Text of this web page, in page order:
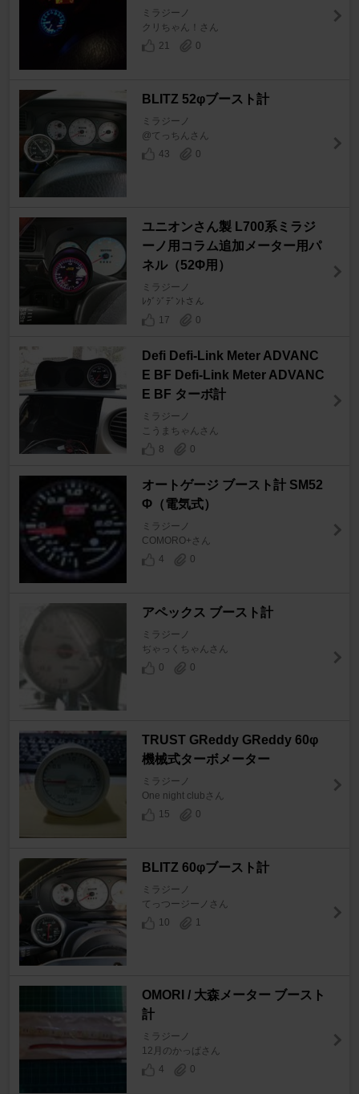
ミラジーノ
クリちゃん！さん
21
0
BLITZ 52φブースト計
ミラジーノ
@てっちんさん
43
0
ユニオンさん製 L700系ミラジ
ーノ用コラム追加メーター用パ
ネル（52Φ用）
ミラジーノ
ﾚｸﾞｼﾞﾃﾞﾝﾄさん
17
0
Defi Defi-Link Meter ADVANC
E BF Defi-Link Meter ADVANC
E BF ターボ計
ミラジーノ
こうまちゃんさん
8
0
オートゲージ ブースト計 SM52
Φ（電気式）
ミラジーノ
COMORO+さん
4
0
アペックス ブースト計
ミラジーノ
ぢゃっくちゃんさん
0
0
TRUST GReddy GReddy 60φ
機械式ターボメーター
ミラジーノ
One night clubさん
15
0
BLITZ 60φブースト計
ミラジーノ
てっつージーノさん
10
1
OMORI / 大森メーター ブースト
計
ミラジーノ
12月のかっぱさん
4
0